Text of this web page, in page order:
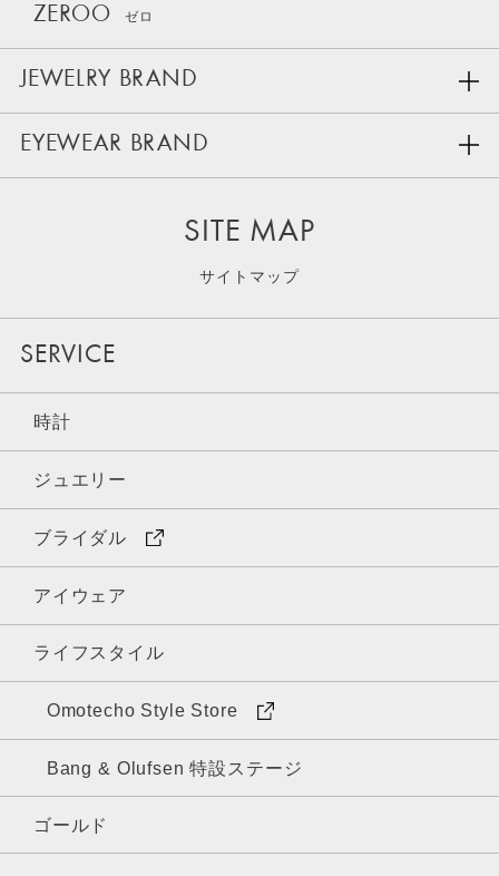
ZEROO ゼロ
JEWELRY BRAND
EYEWEAR BRAND
SITE MAP
サイトマップ
SERVICE
時計
ジュエリー
ブライダル
アイウェア
ライフスタイル
Omotecho Style Store
Bang & Olufsen 特設ステージ
ゴールド